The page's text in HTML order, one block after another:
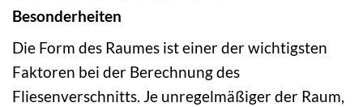
Besonderheiten
Die Form des Raumes ist einer der wichtigsten
Faktoren bei der Berechnung des
Fliesenverschnitts. Je unregelmäßiger der Raum,